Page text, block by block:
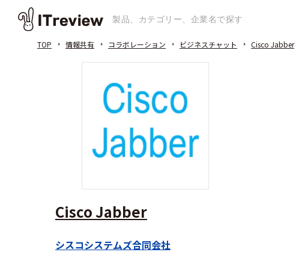
TOP 情報共有 コラボレーション ビジネスチャット Cisco Jabber
Cisco Jabber
シスコシステムズ合同会社